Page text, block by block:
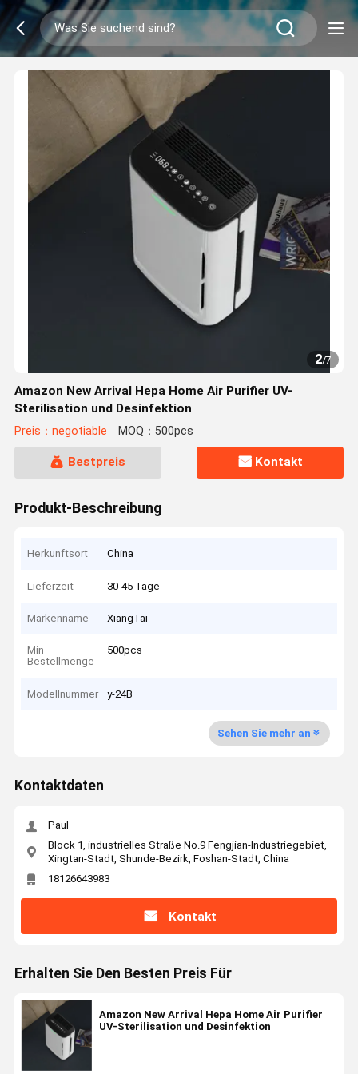
2/7
Amazon New Arrival Hepa Home Air Purifier UV-
Sterilisation und Desinfektion
Preis：negotiable MOQ：500pcs
Bestpreis Kontakt
Produkt-Beschreibung
Herkunftsort China
Lieferzeit 30-45 Tage
Markenname XiangTai
Min
Bestellmenge
500pcs
Modellnummer y-24B
Sehen Sie mehr an
Kontaktdaten
Paul
Block 1, industrielles Straße No.9 Fengjian-Industriegebiet,
Xingtan-Stadt, Shunde-Bezirk, Foshan-Stadt, China
18126643983
Kontakt
Erhalten Sie Den Besten Preis Für
Amazon New Arrival Hepa Home Air Purifier
UV-Sterilisation und Desinfektion